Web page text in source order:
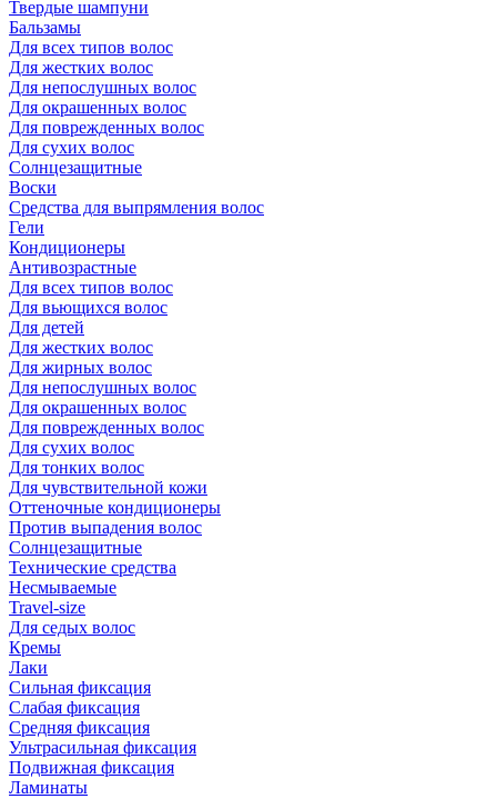
Твердые шампуни
Бальзамы
Для всех типов волос
Для жестких волос
Для непослушных волос
Для окрашенных волос
Для поврежденных волос
Для сухих волос
Солнцезащитные
Воски
Средства для выпрямления волос
Гели
Кондиционеры
Антивозрастные
Для всех типов волос
Для вьющихся волос
Для детей
Для жестких волос
Для жирных волос
Для непослушных волос
Для окрашенных волос
Для поврежденных волос
Для сухих волос
Для тонких волос
Для чувствительной кожи
Оттеночные кондиционеры
Против выпадения волос
Солнцезащитные
Технические средства
Несмываемые
Travel-size
Для седых волос
Кремы
Лаки
Сильная фиксация
Слабая фиксация
Средняя фиксация
Ультрасильная фиксация
Подвижная фиксация
Ламинаты